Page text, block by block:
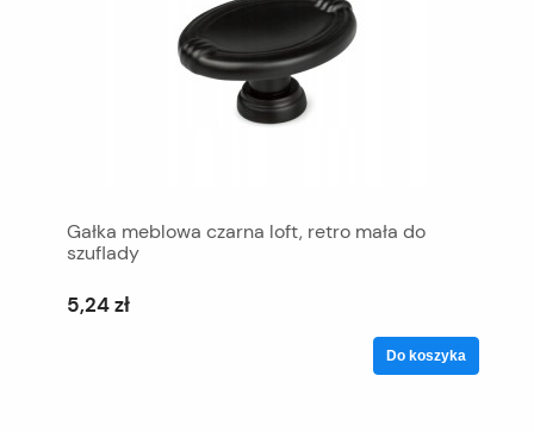
Gałka meblowa czarna loft, retro mała do
szuflady
5,24 zł
Do koszyka